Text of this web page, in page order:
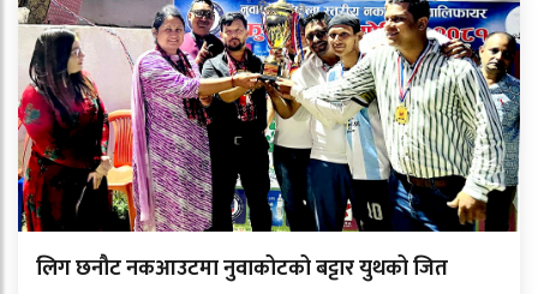
लिग छनौट नकआउटमा नुवाकोटको बट्टार युथको जित